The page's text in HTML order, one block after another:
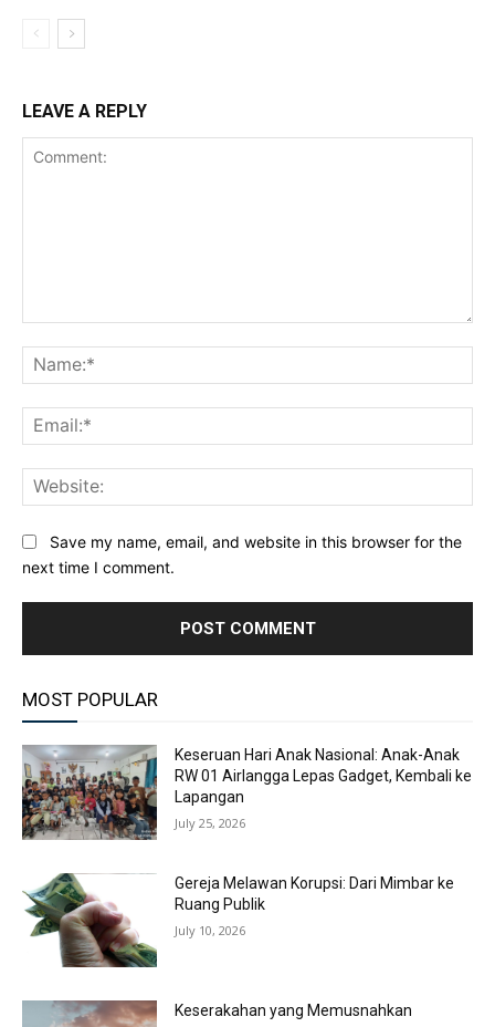
LEAVE A REPLY
Save my name, email, and website in this browser for the
next time I comment.
MOST POPULAR
Keseruan Hari Anak Nasional: Anak-Anak
RW 01 Airlangga Lepas Gadget, Kembali ke
Lapangan
July 25, 2026
Gereja Melawan Korupsi: Dari Mimbar ke
Ruang Publik
July 10, 2026
Keserakahan yang Memusnahkan